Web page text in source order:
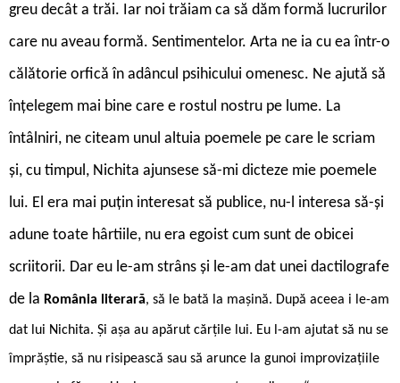
greu decât a trăi. Iar noi trăiam ca să dăm formă lucrurilor
care nu aveau formă. Sentimentelor. Arta ne ia cu ea într-o
călătorie orfică în adâncul psihicului omenesc. Ne ajută să
înțelegem mai bine care e rostul nostru pe lume. La
întâlniri, ne citeam unul altuia poemele pe care le scriam
și, cu timpul, Nichita ajunsese să-mi dicteze mie poemele
lui. El era mai puțin interesat să publice, nu-l interesa să-și
adune toate hârtiile, nu era egoist cum sunt de obicei
scriitorii. Dar eu le-am strâns și le-am dat unei dactilografe
de la România literară, să le bată la mașină. După aceea i le-am
dat lui Nichita. Și așa au apărut cărțile lui. Eu l-am ajutat să nu se
împrăștie, să nu risipească sau să arunce la gunoi improvizațiile